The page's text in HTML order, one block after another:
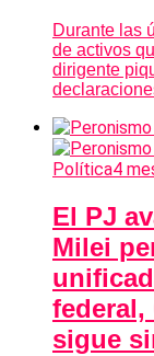
Durante las
de activos
dirigente
Política4
El PJ
Milei
federal,
sigue